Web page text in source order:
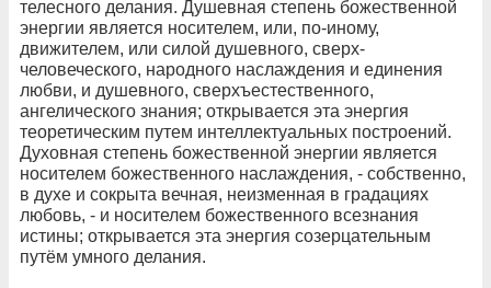
телесного делания. Душевная степень божественной
энергии является носителем, или, по-иному,
движителем, или силой душевного, сверх-
человеческого, народного наслаждения и единения
любви, и душевного, сверхъестественного,
ангелического знания; открывается эта энергия
теоретическим путем интеллектуальных построений.
Духовная степень божественной энергии является
носителем божественного наслаждения, - собственно,
в духе и сокрыта вечная, неизменная в градациях
любовь, - и носителем божественного всезнания
истины; открывается эта энергия созерцательным
путём умного делания.